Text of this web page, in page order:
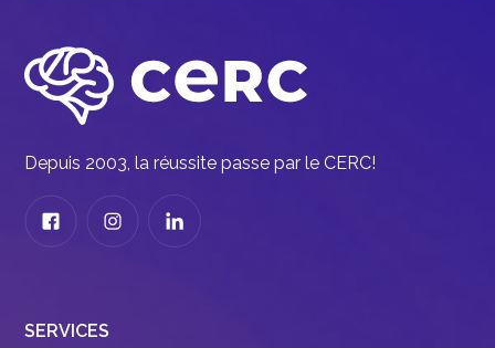
Depuis 2003, la réussite passe par le CERC!
SERVICES